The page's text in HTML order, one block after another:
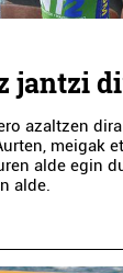
jantzi
azaltzen
meigak
alde egin
alde.